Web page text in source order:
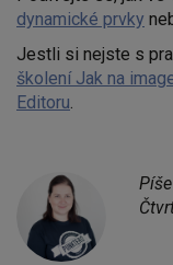
dynamické prvky
Jestli si nejste s
školení Jak na
Editoru.